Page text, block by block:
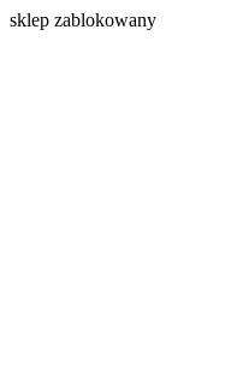
sklep zablokowany